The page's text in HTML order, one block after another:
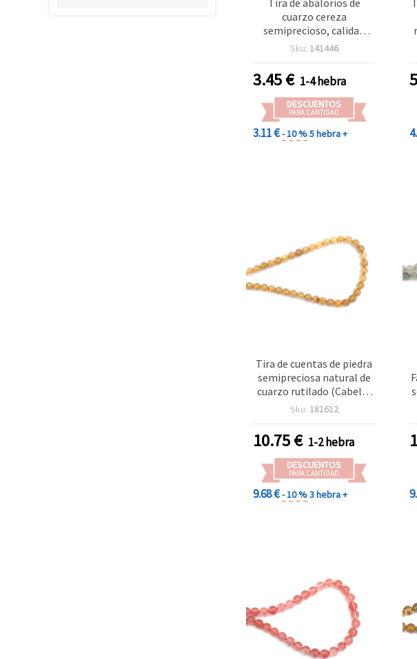
cuarzo cereza
semiprecioso, calidad
extra, redondos, 10 mm,
bisutería y manualidades
Sku: 141446
3.45€ 1-4 hebra
DESCUENTOS
PARA CANTIDAD
3.11 €- 10 %5 hebra +
Tira de cuentas de piedra
semipreciosa natural de
cuarzo rutilado (Cabello
de Venus), redondas, 6
Sku: 181612
10.75€ 1-2 hebra
DESCUENTOS
PARA CANTIDAD
9.68 €- 10 %3 hebra +